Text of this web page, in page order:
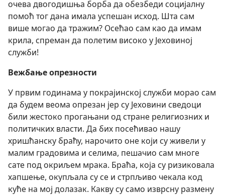
очева двогодишња борба да обезбеди социјалну
помоћ тог дана имала успешан исход. Шта сам
више могао да тражим? Осећао сам као да имам
крила, спреман да полетим високо у Јеховиној
служби!
Вежбање опрезности
У првим годинама у покрајинској служби морао сам
да будем веома опрезан јер су Јеховини сведоци
били жестоко прогањани од стране религиозних и
политичких власти. Да бих посећивао нашу
хришћанску браћу, нарочито оне који су живели у
малим градовима и селима, пешачио сам многе
сате под окриљем мрака. Браћа, која су ризиковала
хапшење, окупљала су се и стрпљиво чекала код
куће на мој долазак. Какву су само изврсну размену